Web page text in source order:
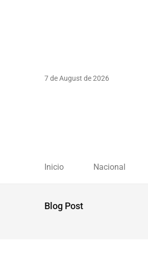
7 de August de 2026
Inicio Nacional
Blog Post